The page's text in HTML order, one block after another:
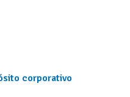
corporativo